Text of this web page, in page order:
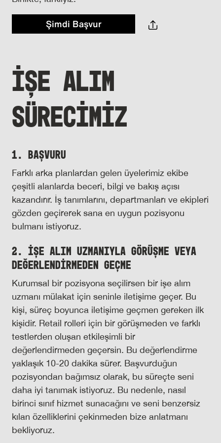
Şimdi Başvur
İŞE ALIM
SÜRECİMİZ
1. Başvuru
Farklı arka planlardan gelen üyelerimiz ekibe
çeşitli alanlarda beceri, bilgi ve bakış açısı
kazandırır. İş tanımlarını, departmanları ve ekipleri
gözden geçirerek sana en uygun pozisyonu
bulmanı istiyoruz.
2. İŞE ALIM UZMANIYLA GÖRÜŞME VEYA
DEĞERLENDİRMEDEN GEÇME
Kurumsal bir pozisyona seçilirsen bir işe alım
uzmanı mülakat için seninle iletişime geçer. Bu
kişi, süreç boyunca iletişime geçmen gereken ilk
kişidir. Retail rolleri için bir görüşmeden ve farklı
testlerden oluşan etkileşimli bir
değerlendirmeden geçersin. Bu değerlendirme
yaklaşık 10-20 dakika sürer. Başvurduğun
pozisyondan bağımsız olarak, bu süreçte seni
daha iyi tanımak istiyoruz. Bu nedenle, nasıl
birinci sınıf hizmet sunacağını ve seni benzersiz
kılan özelliklerini çekinmeden bize anlatmanı
bekliyoruz.